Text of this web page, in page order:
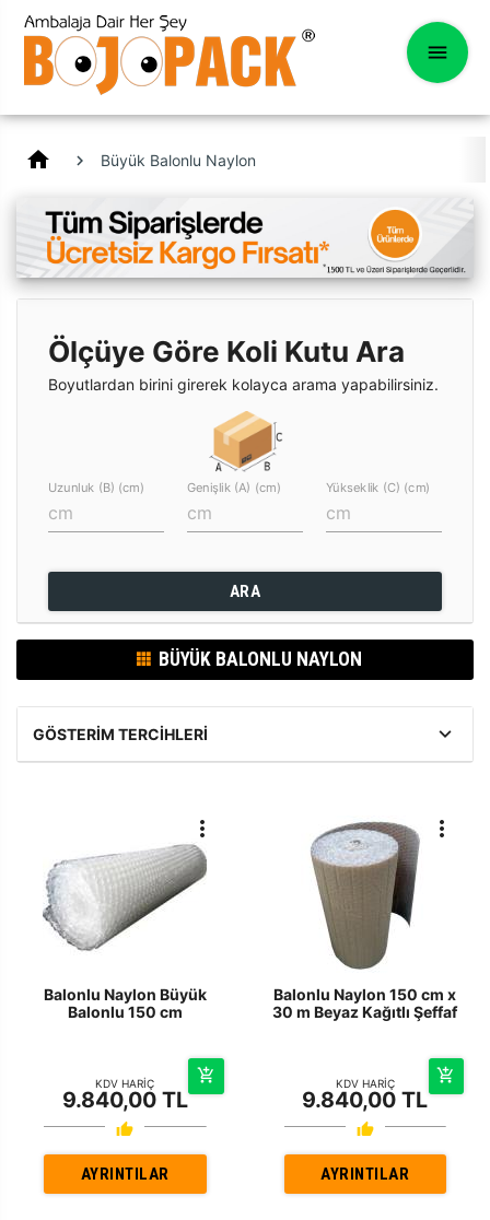
home Büyük Balonlu Naylon
Ölçüye Göre Koli Kutu Ara
Boyutlardan birini girerek kolayca arama yapabilirsiniz.
Uzunluk (B) (cm) Genişlik (A) (cm) Yükseklik (C) (cm)
ARA
BÜYÜK BALONLU NAYLON
GÖSTERIM TERCIHLERI
Balonlu Naylon Büyük
Balonlu 150 cm
KDV HARİÇ
9.840,00 TL
AYRINTILAR
Balonlu Naylon 150 cm x
30 m Beyaz Kağıtlı Şeffaf
KDV HARİÇ
9.840,00 TL
AYRINTILAR